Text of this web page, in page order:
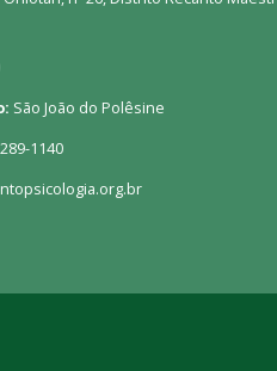
São João do Polêsine
1140